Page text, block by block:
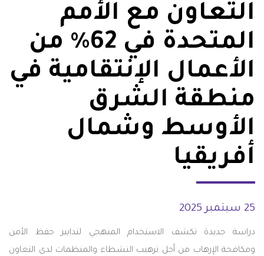
التعاون مع الأمم
المتحدة في 62% من
الأعمال الإنتقامية في
منطقة الشرق
الأوسط وشمال
أفريقيا
25 سبتمبر 2025
دراسة جديدة تكشف الاستخدام المنهجي لتدابير حفظ الأمن
ومكافحة الإرهاب من أجل ترهيب النشطاء والمنظمات لدى التعاون